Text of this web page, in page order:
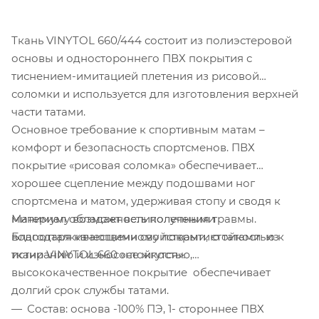
Ткань VINYTOL 660/444 состоит из полиэстеровой
основы и одностороннего ПВХ покрытия с
тиснением-имитацией плетения из рисовой
соломки и используется для изготовления верхней
части татами.
Основное требование к спортивным матам –
комфорт и безопасность спортсменов. ПВХ
покрытие «рисовая соломка» обеспечивает
хорошее сцепление между подошвами ног
спортсмена и матом, удерживая стопу и сводя к
минимуму возможность получения травмы.
Благодаря качественному покрытию татами из
ткани VINYTOL 660 «не жгутся».
Материал обладает великолепными
водоотталкивающими свойствами, стойкостью к
истиранию и износостойкостью,
высококачественное покрытие обеспечивает
долгий срок службы татами.
Состав: основа -100% ПЭ, 1- стороннее ПВХ